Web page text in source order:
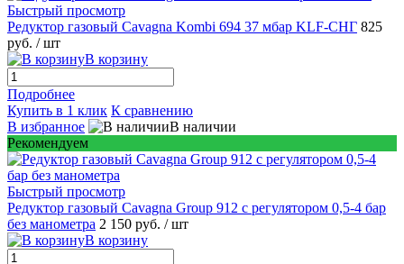
Быстрый просмотр
Редуктор газовый Cavagna Kombi 694 37 мбар KLF-СНГ 825
руб. / шт
В корзину
Подробнее
Купить в 1 клик К сравнению
В избранное
В наличии
Рекомендуем
Быстрый просмотр
Редуктор газовый Cavagna Group 912 c регулятором 0,5-4 бар
без манометра 2 150 руб. / шт
В корзину